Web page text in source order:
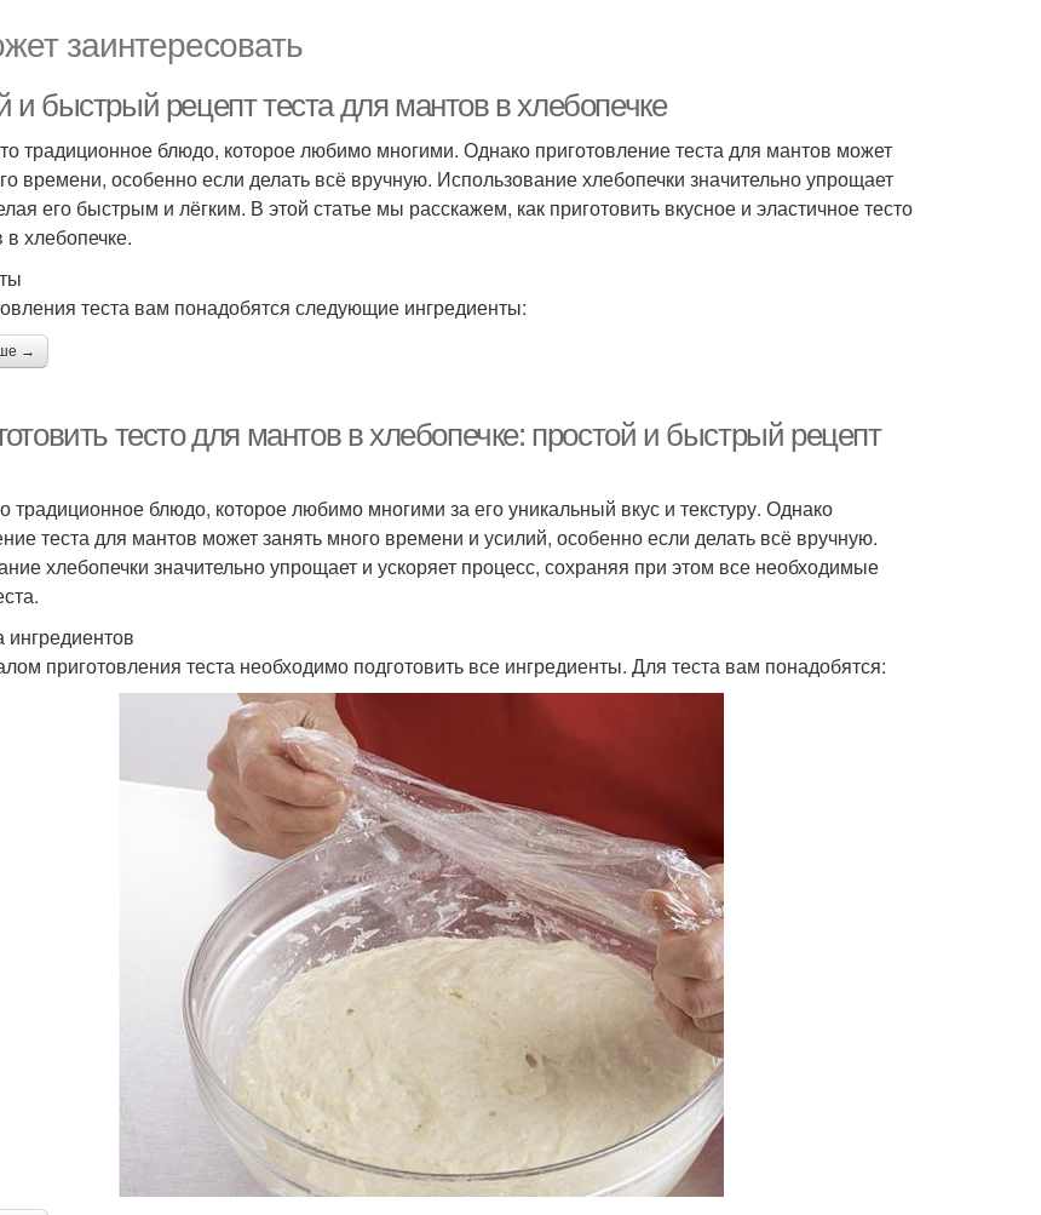
заинтересовать
и быстрый рецепт теста для мантов в хлебопечке
традиционное блюдо, которое любимо многими. Однако приготовление теста для мантов может
времени, особенно если делать всё вручную. Использование хлебопечки значительно упрощает
его быстрым и лёгким. В этой статье мы расскажем, как приготовить вкусное и эластичное тесто
хлебопечке.
теста вам понадобятся следующие ингредиенты:
→
тесто для мантов в хлебопечке: простой и быстрый рецепт
традиционное блюдо, которое любимо многими за его уникальный вкус и текстуру. Однако
теста для мантов может занять много времени и усилий, особенно если делать всё вручную.
хлебопечки значительно упрощает и ускоряет процесс, сохраняя при этом все необходимые
ингредиентов
приготовления теста необходимо подготовить все ингредиенты. Для теста вам понадобятся: